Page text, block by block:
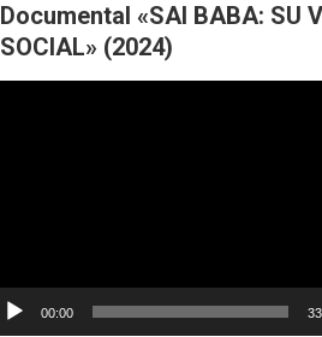
Documental «SAI BABA: SU
SOCIAL» (2024)
00:00